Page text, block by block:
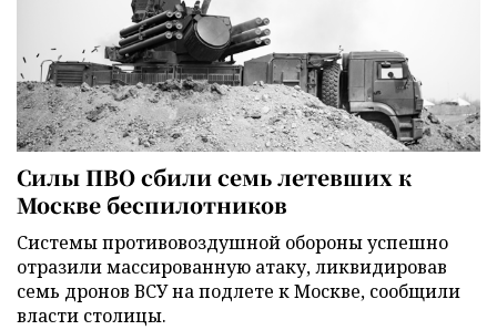
Силы ПВО сбили семь летевших к
Москве беспилотников
Cистемы противовоздушной обороны успешно
отразили массированную атаку, ликвидировав
семь дронов ВСУ на подлете к Москве, сообщили
власти столицы.